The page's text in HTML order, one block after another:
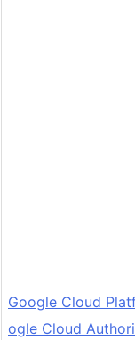
Google Cloud
ogle Cloud